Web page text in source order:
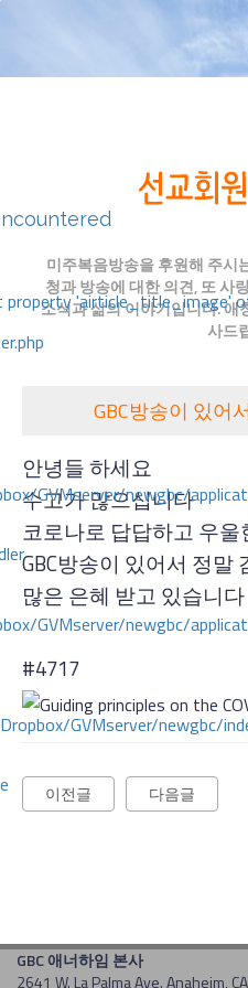
property 'airticle_title_image'
GVMserver/newgbc/
GVMserver/newgbc/
GVMserver/newgbc/
미주복음방송을 후원해 주시
청과 방송에 대한 의견, 또 사
소식과 삶의 이야기입니다. 애
사드
GBC방송이 있어
안녕들 하세요
수고가 많으십니다
코로나로 답답하고 우
GBC방송이 있어서 정말
많은 은혜 받고 있습니다
#4717
다음글
이전글
GBC 애너하임 본사
2641 W. La Palma Ave. Anaheim,